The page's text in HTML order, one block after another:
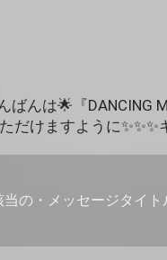
んは🌟『DANCING
だけますように✨✨✨
の・メッセージタイ